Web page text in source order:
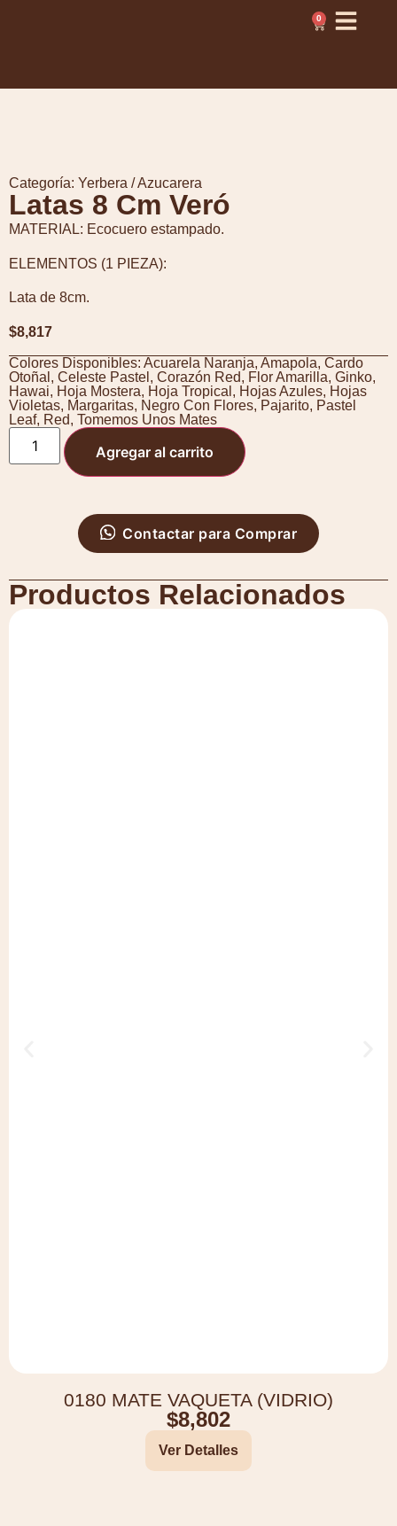
0
Categoría: Yerbera / Azucarera
Latas 8 Cm Veró
MATERIAL: Ecocuero estampado.
ELEMENTOS (1 PIEZA):
Lata de 8cm.
$8,817
Colores Disponibles: Acuarela Naranja, Amapola, Cardo
Otoñal , Celeste Pastel , Corazón Red, Flor Amarilla, Ginko,
Hawai, Hoja Mostera, Hoja Tropical , Hojas Azules, Hojas
Violetas, Margaritas, Negro Con Flores, Pajarito, Pastel
Leaf, Red, Tomemos Unos Mates
Agregar al carrito
Contactar para Comprar
Productos Relacionados
0180 MATE VAQUETA (VIDRIO)
$8,802
Ver Detalles